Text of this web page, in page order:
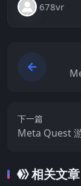
678vr
下一篇
Meta Quest
相关文章